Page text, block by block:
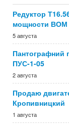
Редуктор
мощности ВОМ
5 августа
Пантографний
ПУС-1-05
2 августа
Продаю
Кропивницкий
1 августа